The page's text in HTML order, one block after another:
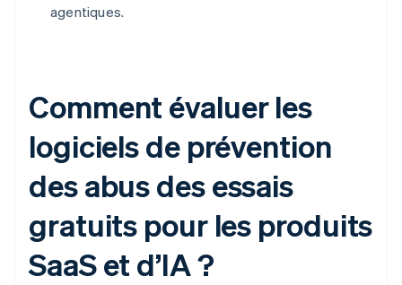
agentiques.
Comment évaluer les
logiciels de prévention
des abus des essais
gratuits pour les produits
SaaS et d’IA ?